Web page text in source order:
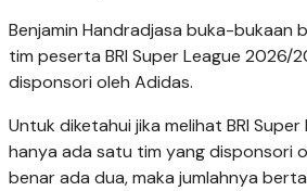
Benjamin Handradjasa buka-bukaan
tim peserta BRI Super League 2026/
disponsori oleh Adidas.
Untuk diketahui jika melihat BRI Super
hanya ada satu tim yang disponsori
benar ada dua, maka jumlahnya